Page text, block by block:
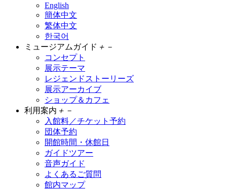
English
簡体中文
繁体中文
한국어
ミュージアムガイド ＋ －
コンセプト
展示テーマ
レジェンドストーリーズ
展示アーカイブ
ショップ＆カフェ
利用案内 ＋ －
入館料／チケット予約
団体予約
開館時間・休館日
ガイドツアー
音声ガイド
よくあるご質問
館内マップ